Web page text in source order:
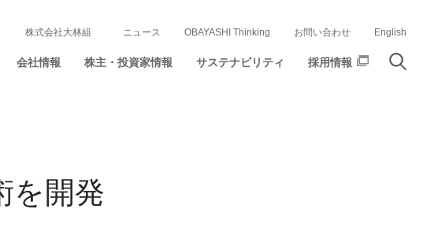
会社情報 株主・投資家情報 サステナビリティ 採用情報
株式会社大林組 ニュース OBAYASHI Thinking お問い合わせ English
を開発